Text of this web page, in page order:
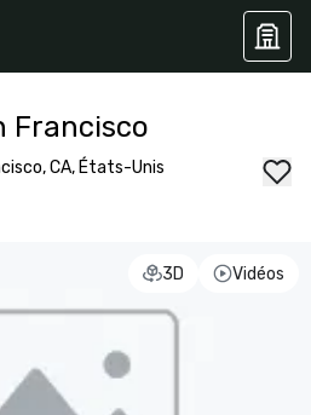
Francisco
CA, États-Unis
3D Vidéos